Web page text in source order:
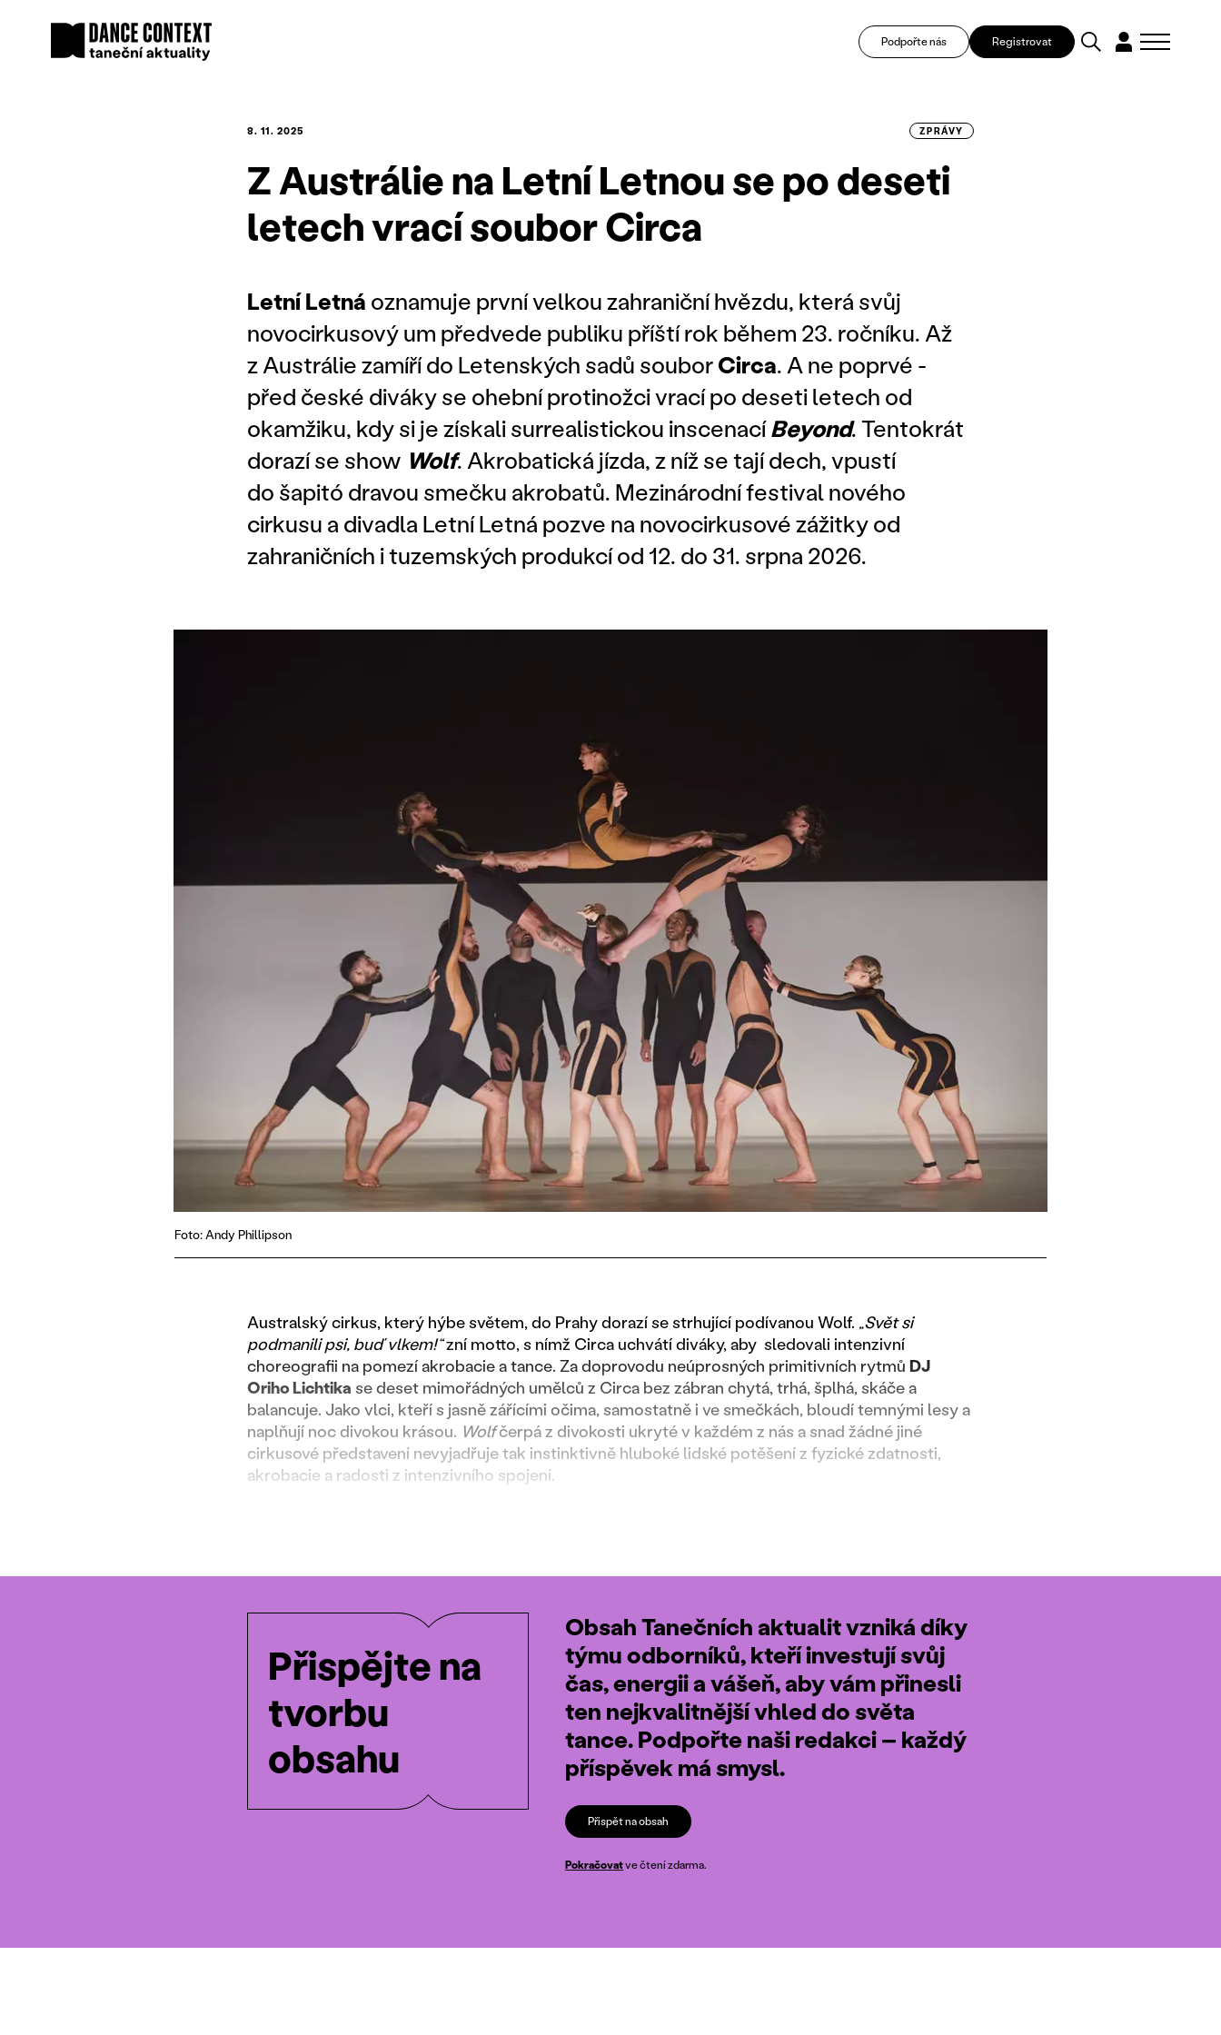
Podpořte nás Registrovat
8. 11. 2025 ZPRÁVY
Z Austrálie na Letní Letnou se po deseti
letech vrací soubor Circa
Letní Letná oznamuje první velkou zahraniční hvězdu, která svůj
novocirkusový um předvede publiku příští rok během 23. ročníku. Až
z Austrálie zamíří do Letenských sadů souborCirca. A ne poprvé -
před české diváky se ohební protinožci vrací po deseti letech od
okamžiku, kdy si je získali surrealistickou inscenacíBeyond. Tentokrát
dorazí se show Wolf. Akrobatická jízda, z níž se tají dech, vpustí
do šapitó dravou smečku akrobatů. Mezinárodní festival nového
cirkusu a divadla Letní Letná pozve na novocirkusové zážitky od
zahraničních i tuzemských produkcí od 12. do 31. srpna 2026.
Foto: Andy Phillipson
Australský cirkus, který hýbe světem, do Prahy dorazí se strhující podívanou Wolf. „Svět si
podmanili psi, buď vlkem!“zní motto, s nímž Circa uchvátí diváky, aby sledovali intenzivní
choreografii na pomezí akrobacie a tance. Za doprovodu neúprosných primitivních rytmů DJ
Oriho Lichtika se deset mimořádných umělců z Circa bez zábran chytá, trhá, šplhá, skáče a
balancuje. Jako vlci, kteří s jasně zářícími očima, samostatně i ve smečkách, bloudí temnými lesy a
naplňují noc divokou krásou. Wolfčerpá z divokosti ukryté v každém z nás a snad žádné jiné
cirkusové představení nevyjadřuje tak instinktivně hluboké lidské potěšení z fyzické zdatnosti,
akrobacie a radosti z intenzivního spojení.
Přispějte na
tvorbu
obsahu
Obsah Tanečních aktualit vzniká díky
týmu odborníků, kteří investují svůj
čas, energii a vášeň, aby vám přinesli
ten nejkvalitnější vhled do světa
tance. Podpořte naši redakci – každý
příspěvek má smysl.
Přispět na obsah
Pokračovatve čtení zdarma.